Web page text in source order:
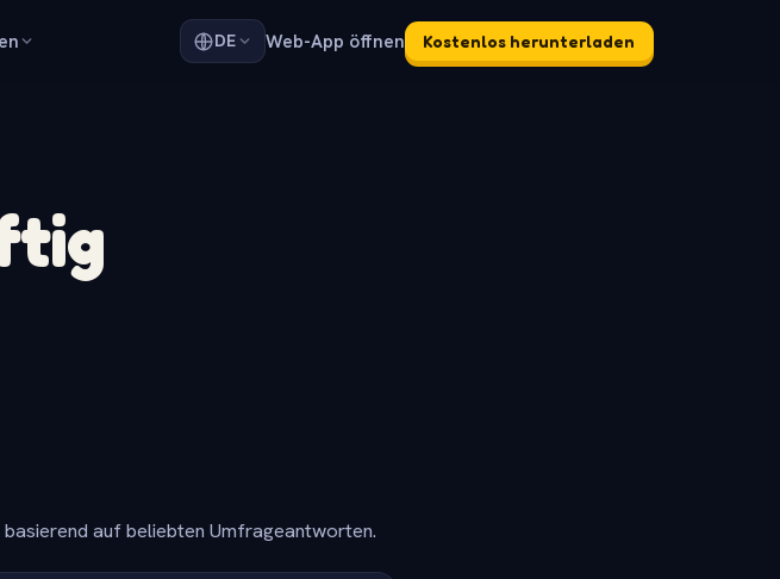
DE Web-App öffnen Kostenlos herunterladen
auf beliebten Umfrageantworten.